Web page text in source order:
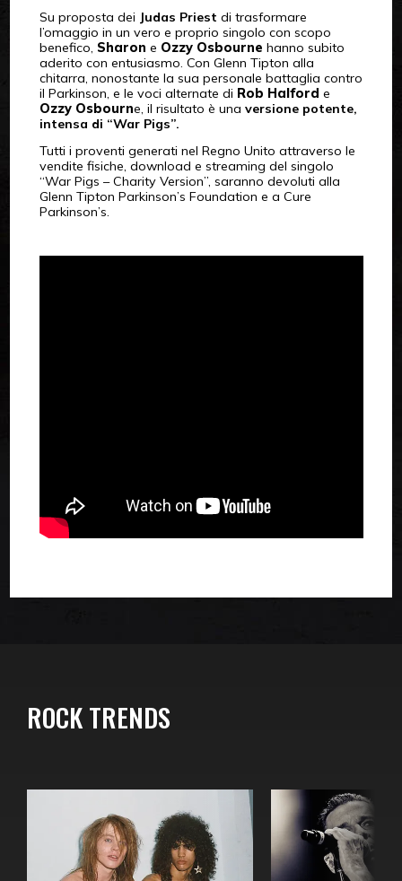
Su proposta dei Judas Priest di trasformare
l’omaggio in un vero e proprio singolo con scopo
benefico, Sharon e Ozzy Osbourne hanno subito
aderito con entusiasmo. Con Glenn Tipton alla
chitarra, nonostante la sua personale battaglia contro
il Parkinson, e le voci alternate di Rob Halford e
Ozzy Osbourne, il risultato è una versione potente,
intensa di “War Pigs”.
Tutti i proventi generati nel Regno Unito attraverso le
vendite fisiche, download e streaming del singolo
“War Pigs – Charity Version”, saranno devoluti alla
Glenn Tipton Parkinson’s Foundation e a Cure
Parkinson’s.
ROCK TRENDS